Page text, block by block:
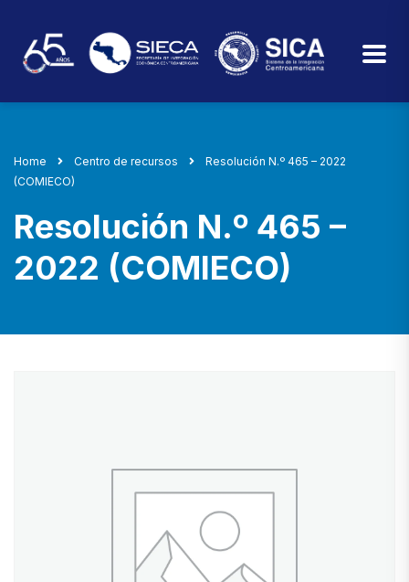
Home Centro de recursos
Resolución N.º 465 – 2022
(COMIECO)
Resolución N.º 465 –
2022 (COMIECO)